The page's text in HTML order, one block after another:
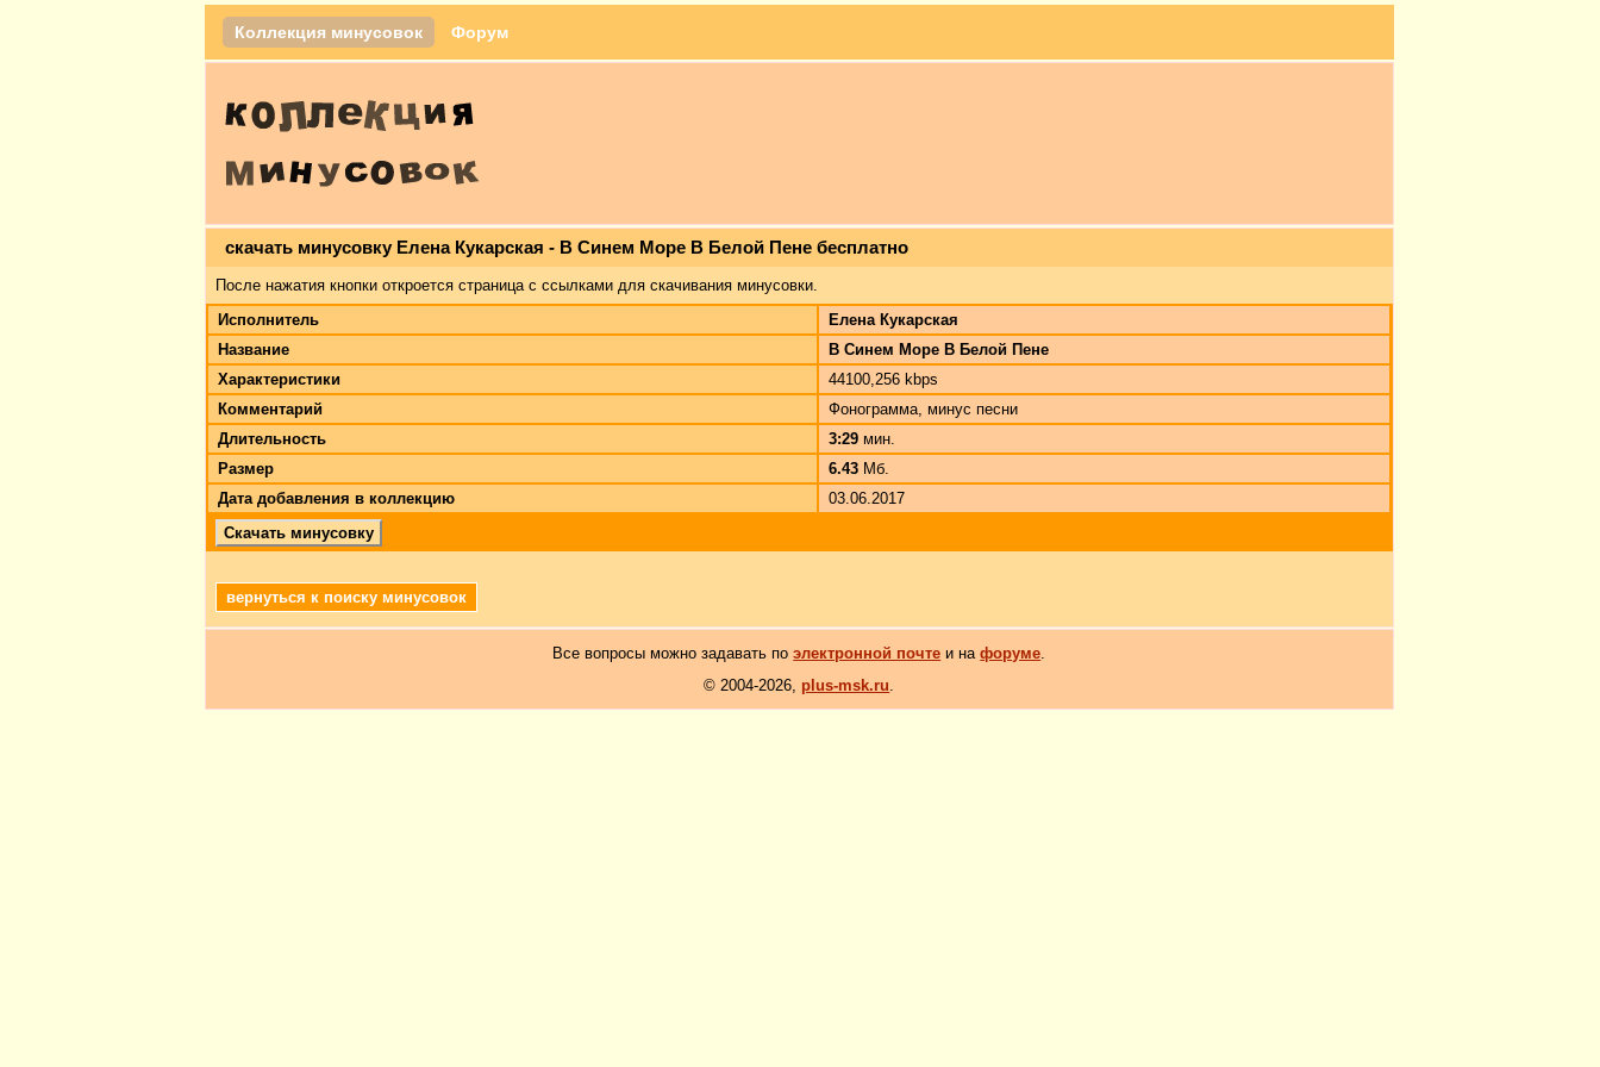
Коллекция минусовок Форум
скачать минусовку Елена Кукарская - В Синем Море В Белой Пене бесплатно
После нажатия кнопки откроется страница с ссылками для скачивания минусовки.
Исполнитель
Елена Кукарская
Название
В Синем Море В Белой Пене
Характеристики
44100,256 kbps
Комментарий
Фонограмма, минус песни
Длительность
3:29 мин.
Размер
6.43 Мб.
Дата добавления в коллекцию
03.06.2017
Скачать минусовку
вернуться к поиску минусовок
Все вопросы можно задавать поэлектронной почте и нафоруме.
© 2004-2026, plus-msk.ru.